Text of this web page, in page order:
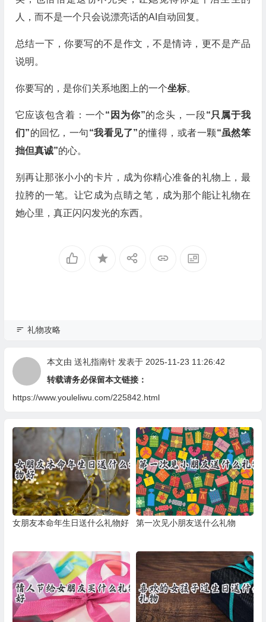
人，而不是一个只会说漂亮话的AI自动回复。
总结一下，你要写的不是作文，不是情诗，更不是产品
说明。
你要写的，是你们关系地图上的一个坐标。
它应该包含着：一个“因为你”的念头，一段“只属于我
们”的回忆，一句“我看见了”的懂得，或者一颗“虽然笨
拙但真诚”的心。
别再让那张小小的卡片，成为你精心准备的礼物上，最
拉胯的一笔。让它成为点睛之笔，成为那个能让礼物在
她心里，真正闪闪发光的东西。
礼物攻略
本文由 送礼指南针发表于 2025-11-23 11:26:42
转载请务必保留本文链接：
https://www.youleliwu.com/225842.html
女朋友本命年生日送什么礼物好 第一次见小朋友送什么礼物